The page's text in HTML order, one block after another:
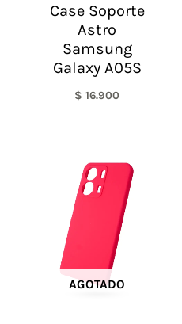
Case Soporte
Astro
Samsung
Galaxy A05S
$ 16.900
AGOTADO